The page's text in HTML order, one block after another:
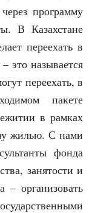
программу
В Казахстане
переехать в
это называется
переехать, в
пакете
в рамках
жилью. С нами
фонда
занятости и
– организовать